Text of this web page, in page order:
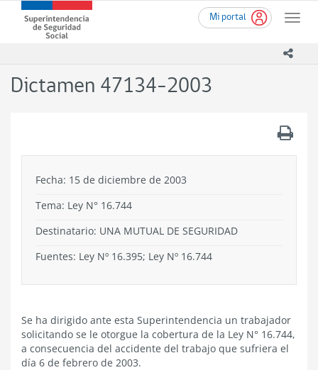
contenido
Mi portal
Toggle
Superintendencia
de
-
Dictamen 47134-2003
Fecha: 15 de diciembre de 2003
Tema: Ley N° 16.744
Destinatario: UNA MUTUAL DE SEGURIDAD
Fuentes: Ley Nº 16.395; Ley Nº 16.744
Se ha dirigido ante esta Superintendencia un trabajador
solicitando se le otorgue la cobertura de la Ley N° 16.744,
a consecuencia del accidente del trabajo que sufriera el
día 6 de febrero de 2003.